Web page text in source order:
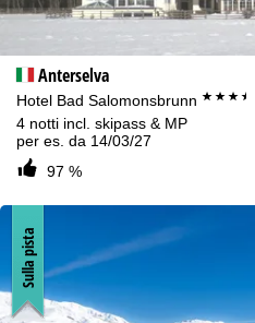
Anterselva
Hotel Bad Salomonsbrunn ***+
4 notti incl. skipass & MP
per es. da 14/03/27
97 %
Sulla pista